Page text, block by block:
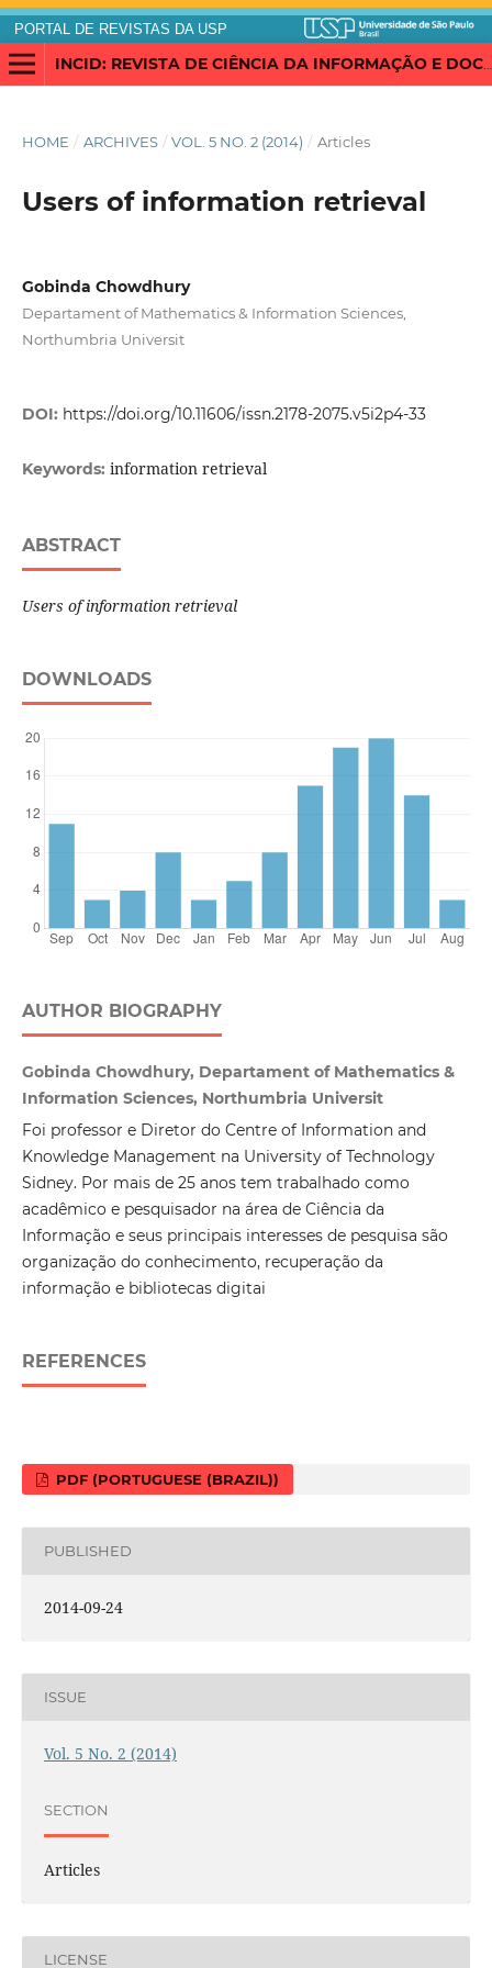
PORTAL DE REVISTAS DA USP
INCID: REVISTA DE CIÊNCIA DA INFORMAÇÃO E DOCUMENTAÇÃO
HOME / ARCHIVES / VOL. 5 NO. 2 (2014) / Articles
Users of information retrieval
Gobinda Chowdhury
Departament of Mathematics & Information Sciences,
Northumbria Universit
DOI: https://doi.org/10.11606/issn.2178-2075.v5i2p4-33
Keywords: information retrieval
ABSTRACT
Users of information retrieval
DOWNLOADS
AUTHOR BIOGRAPHY
Gobinda Chowdhury, Departament of Mathematics &
Information Sciences, Northumbria Universit
Foi professor e Diretor do Centre of Information and
Knowledge Management na University of Technology
Sidney. Por mais de 25 anos tem trabalhado como
acadêmico e pesquisador na área de Ciência da
Informação e seus principais interesses de pesquisa são
organização do conhecimento, recuperação da
informação e bibliotecas digitai
REFERENCES
PDF (PORTUGUESE (BRAZIL))
PUBLISHED
2014-09-24
ISSUE
Vol. 5 No. 2 (2014)
SECTION
Articles
LICENSE